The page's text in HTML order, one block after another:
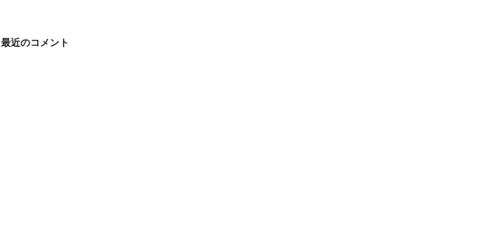
最近のコメント